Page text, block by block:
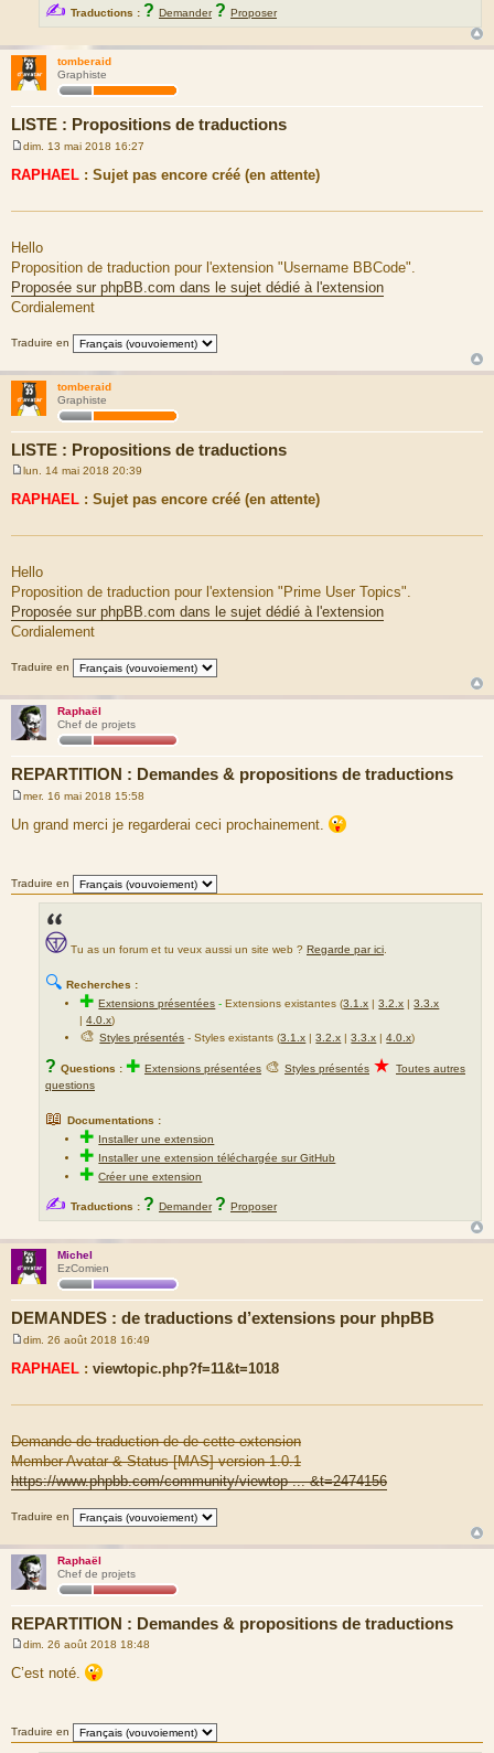
✍ Traductions : ? Demander ? Proposer
tomberaid
Graphiste
LISTE : Propositions de traductions
e
s
a
dim. 13 mai 2018 16:27
RAPHAEL : Sujet pas encore créé (en attente)
Hello
Proposition de traduction pour l'extension "Username BBCode".
Proposée sur phpBB.com dans le sujet dédié à l'extension
Cordialement
Traduire en
tomberaid
Graphiste
LISTE : Propositions de traductions
e
s
a
lun. 14 mai 2018 20:39
RAPHAEL : Sujet pas encore créé (en attente)
Hello
Proposition de traduction pour l'extension "Prime User Topics".
Proposée sur phpBB.com dans le sujet dédié à l'extension
Cordialement
Traduire en
Raphaël
Chef de projets
REPARTITION : Demandes & propositions de traductions
s
e
mer. 16 mai 2018 15:58
Un grand merci je regarderai ceci prochainement.
Traduire en
Tu as un forum et tu veux aussi un site web ? Regarde par ici.
🔍 Recherches :
✚Extensions présentées -Extensions existantes (3.1.x |3.2.x |3.3.x
|4.0.x)
🎨Styles présentés - Styles existants (3.1.x |3.2.x |3.3.x |4.0.x)
? Questions : ✚ Extensions présentées 🎨 Styles présentés ★ Toutes autres
questions
📖 Documentations :
✚ Installer une extension
✚ Installer une extension téléchargée sur GitHub
✚Créer une extension
✍ Traductions : ? Demander ? Proposer
Michel
EzComien
DEMANDES : de traductions d’extensions pour phpBB
e
s
a
dim. 26 août 2018 16:49
RAPHAEL : viewtopic.php?f=11&t=1018
Demande de traduction de de cette extension
Member Avatar & Status [MAS] version 1.0.1
https://www.phpbb.com/community/viewtop ... &t=2474156
Traduire en
Raphaël
Chef de projets
REPARTITION : Demandes & propositions de traductions
e
s
e
dim. 26 août 2018 18:48
C’est noté.
Traduire en